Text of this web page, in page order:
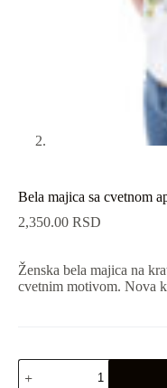
Bela majica sa cvetnom
2,350.00 RSD
Ženska bela majica na
cvetnim motivom. Nova